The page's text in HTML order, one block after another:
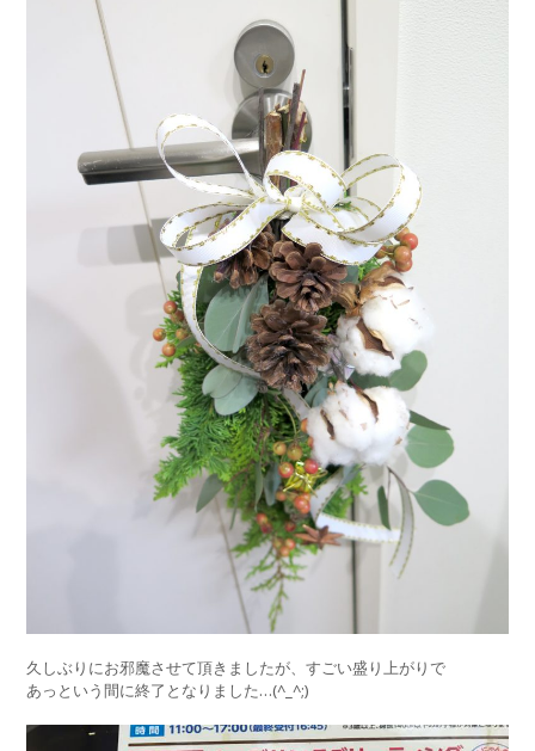
久しぶりにお邪魔させて頂きましたが、すごい盛り上がりで
あっという間に終了となりました…(^_^;)